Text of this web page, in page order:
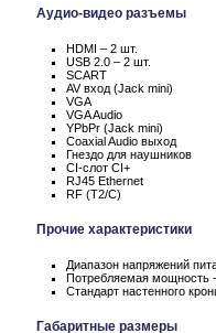
Аудио-видео разъемы
HDMI – 2 шт.
USB 2.0 – 2 шт.
SCART
AV вход (Jack mini)
VGA
VGA Audio
YPbPr (Jack mini)
Coaxial Audio выход
Гнездо для наушников
CI-слот CI+
RJ45 Ethernet
RF (T2/C)
Прочие характеристики
Диапазон напряжений
Потребляемая мощность
Стандарт настенного
Габаритные размеры